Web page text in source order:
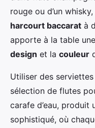
rouge ou d’un
harcourt baccarat à
apporte à la table
design et la couleur
Utiliser des
sélection de flutes
carafe d’eau, produit
sophistiqué, où